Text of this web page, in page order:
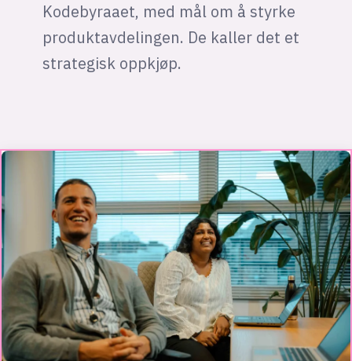
Kodebyraaet, med mål om å styrke
produktavdelingen. De kaller det et
strategisk oppkjøp.